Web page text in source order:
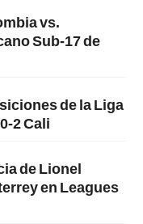
vs.
Sub-17 de
de la Liga
2 Cali
de Lionel
en Leagues